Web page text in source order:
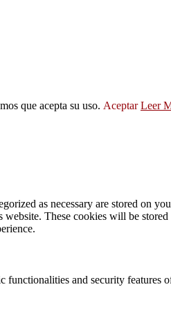
que acepta su uso. Aceptar Leer
as necessary are stored on
website. These cookies will be
and security features